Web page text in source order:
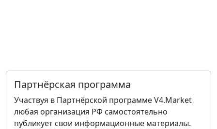
Партнёрская программа
Участвуя в Партнёрской программе V4.Market
любая организация РФ самостоятельно
публикует свои информационные материалы.